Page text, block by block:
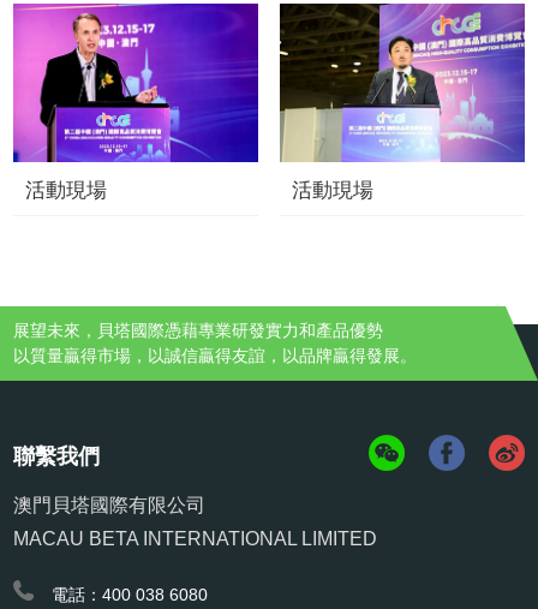
活動現場 活動現場
展望未來，貝塔國際憑藉專業研發實力和產品優勢
以質量贏得市場，以誠信贏得友誼，以品牌贏得發展。
聯繫我們
澳門貝塔國際有限公司
MACAU BETA INTERNATIONAL LIMITED
電話：400 038 6080